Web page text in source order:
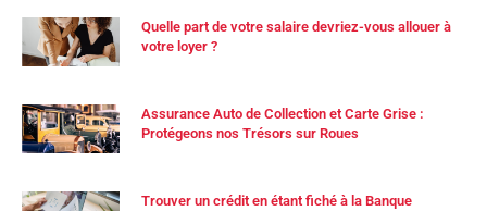
Quelle part de votre salaire devriez-vous allouer à
votre loyer ?
Assurance Auto de Collection et Carte Grise :
Protégeons nos Trésors sur Roues
Trouver un crédit en étant fiché à la Banque